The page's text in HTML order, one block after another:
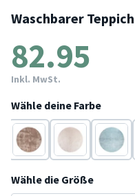
Waschbarer
82.95
Inkl. MwSt.
Wähle deine Farbe
Braun Creme Blau
Wähle die Größe